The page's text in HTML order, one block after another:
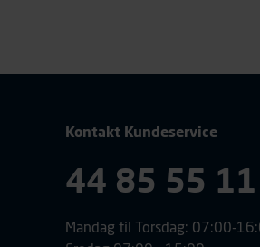
Kontakt Kundeservice
44 85 55 11
Mandag til Torsdag: 07:00-